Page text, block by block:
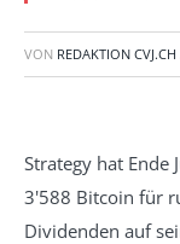
VON REDAKTION CVJ.CH
Strategy hat Ende
3'588 Bitcoin für
Dividenden auf